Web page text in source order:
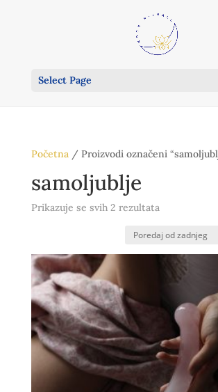
Select Page
Početna/ Proizvodi označeni
samoljublje
Prikazuje se svih 2 rezultataPoredano
najnovijem